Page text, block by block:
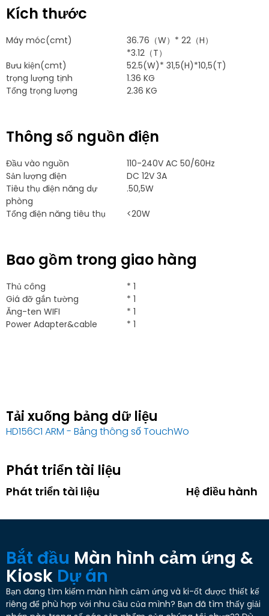
Kích thước
Máy móc(cmt) 36.76 （W）* 22（H）
*3.12（T）
Bưu kiện(cmt)
52.5(W)* 31,5(H)*10,5(T)
trọng lượng tịnh
1.36 KG
Tổng trọng lượng
2.36 KG
Thông số nguồn điện
Đầu vào nguồn
110-240V AC 50/60Hz
Sản lượng điện
DC 12V 3A
Tiêu thụ điện năng dự
phòng
.50,5W
Tổng điện năng tiêu thụ <20W
Bao gồm trong giao hàng
Thủ công
* 1
Giá đỡ gắn tường
* 1
Ăng-ten WIFI
* 1
Power Adapter&cable
* 1
Tải xuống bảng dữ liệu
HD156C1 ARM - Bảng thông số TouchWo
Phát triển tài liệu
Phát triển tài liệu Hệ điều hành
Bắt đầu Màn hình cảm ứng &
Kiosk Dự án
Bạn đang tìm kiếm màn hình cảm ứng và ki-ốt được thiết kế
riêng để phù hợp với nhu cầu của mình? Bạn đã tìm thấy giải